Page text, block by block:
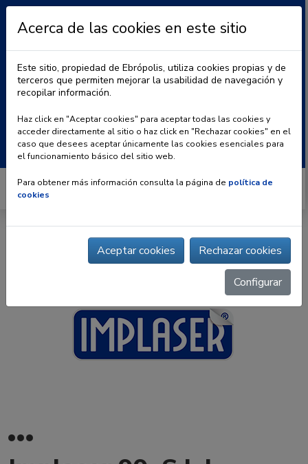
BLOG | CONTACTO
Buscar:
Inicio» | Implaser 99, S.L.L.
Acerca de las cookies en este sitio
Este sitio, propiedad de Ebrópolis, utiliza cookies propias y de
terceros que permiten mejorar la usabilidad de navegación y
recopilar información.
Haz click en "Aceptar cookies" para aceptar todas las cookies y
acceder directamente al sitio o haz click en "Rechazar cookies" en el
caso que desees aceptar únicamente las cookies esenciales para
el funcionamiento básico del sitio web.
Para obtener más información consulta la página de política de
cookies
Aceptar cookies Rechazar cookies
Configurar